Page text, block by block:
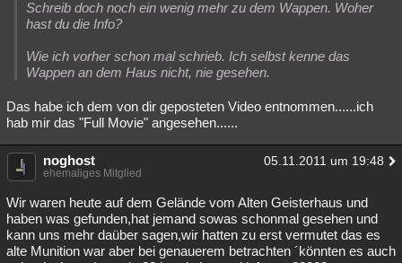
Schreib doch noch ein wenig mehr zu dem Wappen. Woher
hast du die Info?
Wie ich vorher schon mal schrieb. Ich selbst kenne das
Wappen an dem Haus nicht, nie gesehen.
Das habe ich dem von dir geposteten Video entnommen......ich
hab mir das "Full Movie" angesehen......
noghost 05.11.2011 um 19:48
ehemaliges Mitglied
Wir waren heute auf dem Gelände vom Alten Geisterhaus und
haben was gefunden,hat jemand sowas schonmal gesehen und
kann uns mehr daüber sagen,wir hatten zu erst vermutet das es
alte Munition war aber bei genauerem betrachten ´könnten es auch